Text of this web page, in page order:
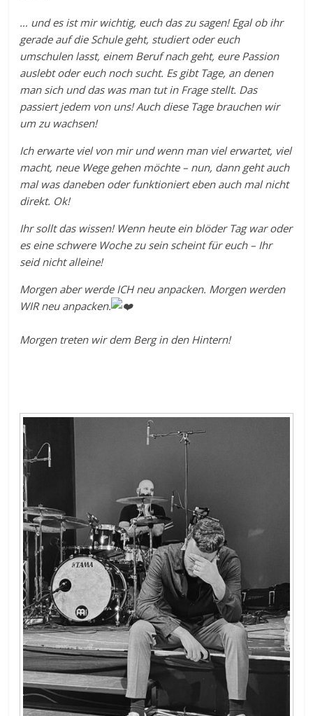
… und es ist mir wichtig, euch das zu sagen! Egal ob ihr
gerade auf die Schule geht, studiert oder euch
umschulen lasst, einem Beruf nach geht, eure Passion
auslebt oder euch noch sucht. Es gibt Tage, an denen
man sich und das was man tut in Frage stellt. Das
passiert jedem von uns! Auch diese Tage brauchen wir
um zu wachsen!
Ich erwarte viel von mir und wenn man viel erwartet, viel
macht, neue Wege gehen möchte – nun, dann geht auch
mal was daneben oder funktioniert eben auch mal nicht
direkt. Ok!
Ihr sollt das wissen! Wenn heute ein blöder Tag war oder
es eine schwere Woche zu sein scheint für euch – Ihr
seid nicht alleine!
Morgen aber werde ICH neu anpacken. Morgen werden
WIR neu anpacken.
Morgen treten wir dem Berg in den Hintern!